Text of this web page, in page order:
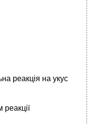
реакція на укус